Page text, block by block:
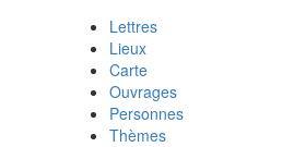
Lettres
Lieux
Carte
Ouvrages
Personnes
Thèmes